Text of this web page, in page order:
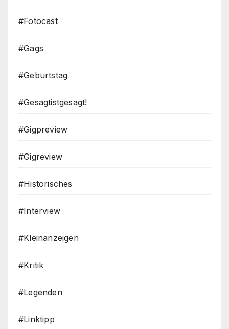
#Fotocast
#Gags
#Geburtstag
#Gesagtistgesagt!
#Gigpreview
#Gigreview
#Historisches
#Interview
#Kleinanzeigen
#Kritik
#Legenden
#Linktipp